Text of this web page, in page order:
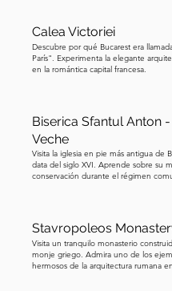
Calea Victoriei
Descubre por qué Bucarest era
París". Experimenta la elegante
en la romántica capital francesa.
Biserica Sfantul Anton
Veche
Visita la iglesia en pie más antigua de
data del siglo XVI. Aprende sobre su
conservación durante el régimen
Stavropoleos
Visita un tranquilo monasterio
monje griego. Admira uno de los
hermosos de la arquitectura rumana